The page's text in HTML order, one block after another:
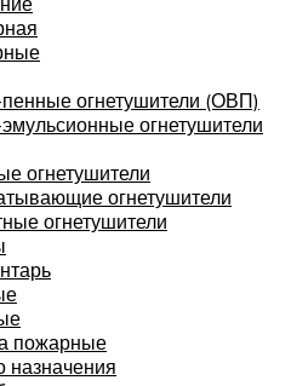
огнетушители (ОВП)
огнетушители
огнетушители
огнетушители
огнетушители
пожарные
назначения